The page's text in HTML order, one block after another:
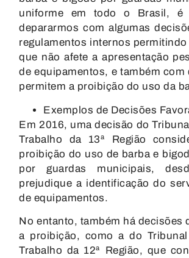
uniforme em todo o Brasil, é
depararmos com algumas
regulamentos internos
que não afete a apresentação
de equipamentos, e também com
permitem a proibição do uso da
Exemplos de Decisões
Em 2016, uma decisão do
Trabalho da 13ª Região
proibição do uso de barba e
por guardas municipais,
prejudique a identificação do
de equipamentos.
No entanto, também há decisões
a proibição, como a do
Trabalho da 12ª Região, que